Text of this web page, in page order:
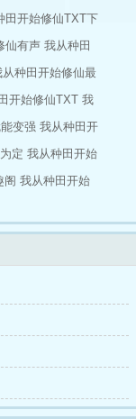
田开始修仙TXT下
仙有声 我从种田
从种田开始修仙最
开始修仙TXT 我
变强 我从种田开
定 我从种田开始
阁 我从种田开始